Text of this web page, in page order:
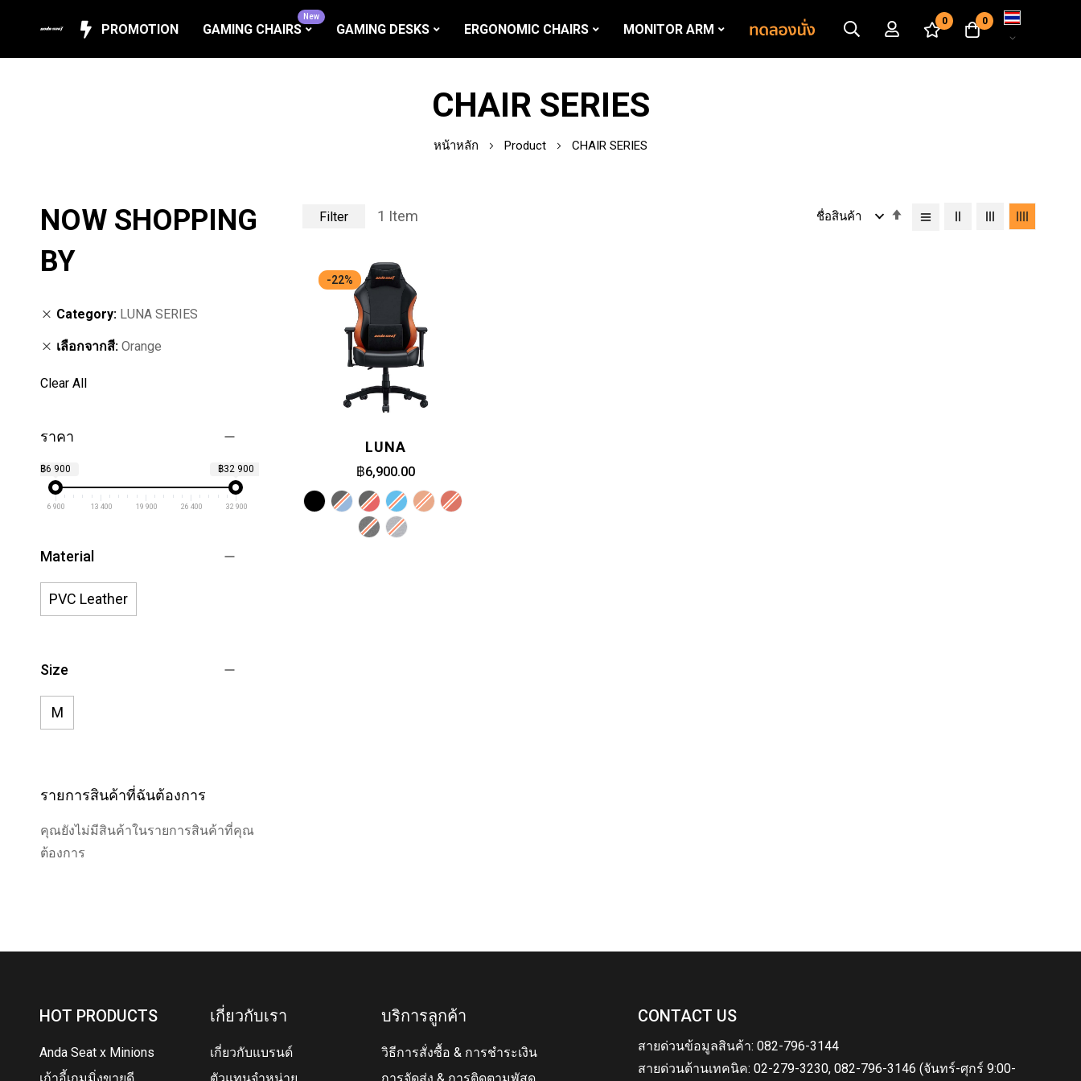
PROMOTION GAMING CHAIRS
New
GAMING DESKS ERGONOMIC CHAIRS MONITOR ARM
0 0
เปลี่ยน
ภาษา
CHAIR SERIES
หน้าหลัก Product CHAIR SERIES
Filter 1 Item
เรียง
-22%
LUNA
฿6,900.00
NOW SHOPPING
BY
Category LUNA SERIES
เลือกจากสี Orange
Clear All
ราคา
฿6 900 ฿32 900
6 900 13 400 19 900 26 400 32 900
Material
PVC Leather
Size
M
รายการสินค้าที่ฉันต้องการ
คุณยังไม่มีสินค้าในรายการสินค้าที่คุณ
ต้องการ
HOT PRODUCTS
Anda Seat x Minions
เกี่ยวกับเรา
เกี่ยวกับแบรนด์
บริการลูกค้า
วิธีการสั่งซื้อ & การชำระเงิน
CONTACT US
สายด่วนข้อมูลสินค้า: 082-796-3144
สายด่วนด้านเทคนิค: 02-279-3230, 082-796-3146 (จันทร์-ศุกร์ 9:00-